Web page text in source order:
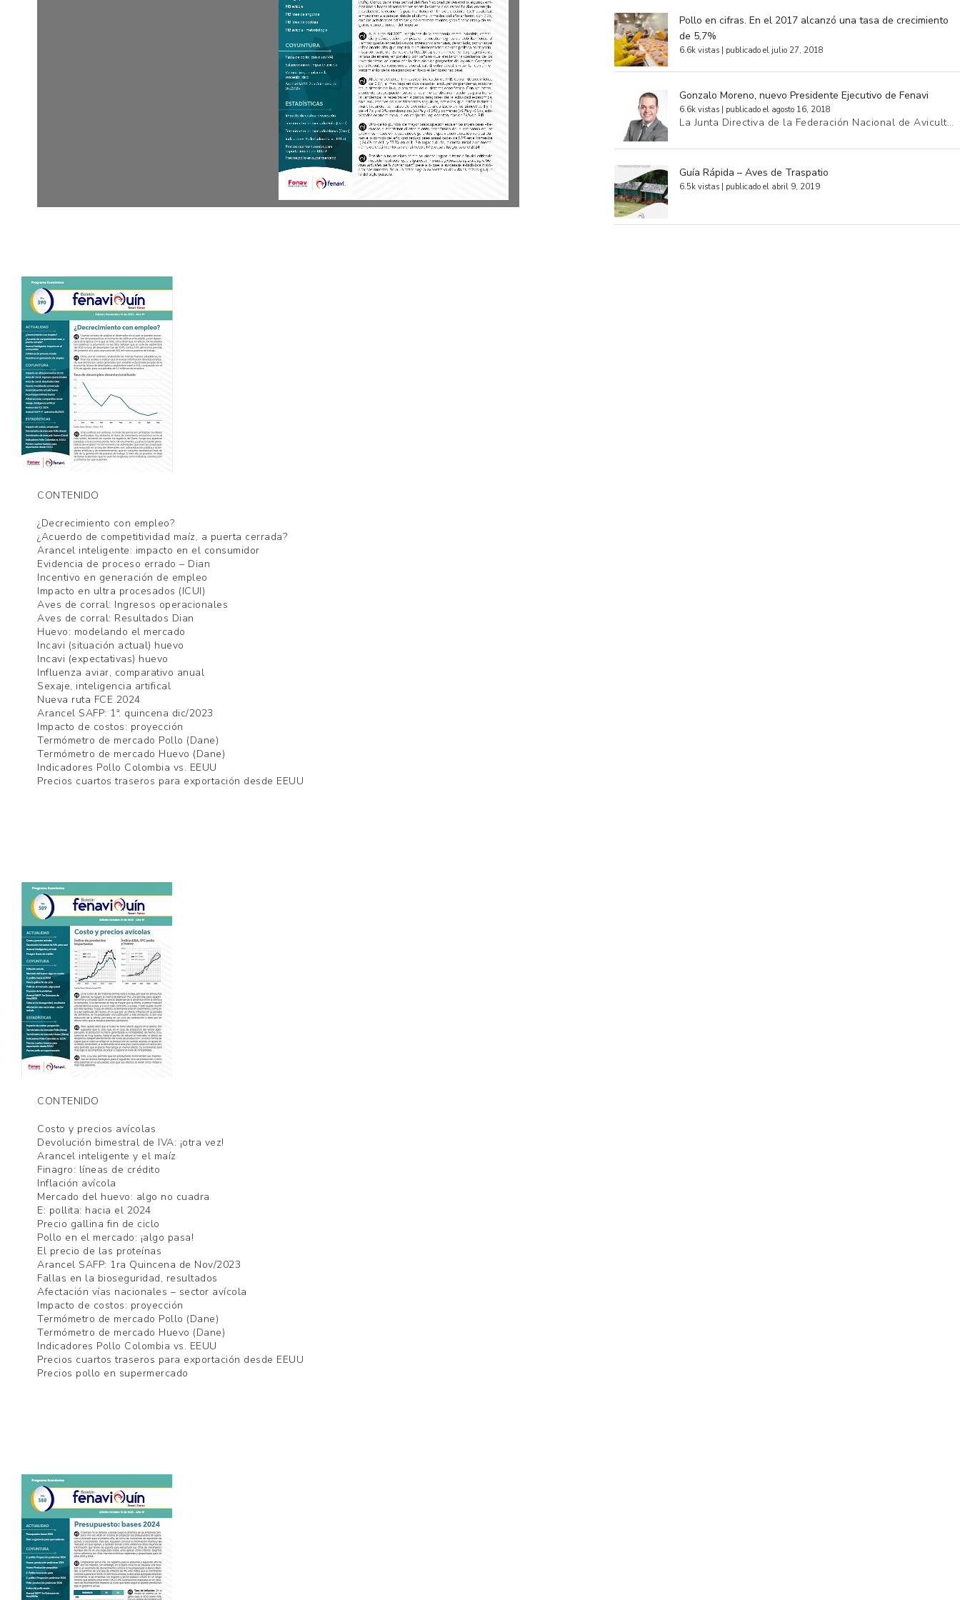
CONTENIDO
¿Decrecimiento con empleo?
¿Acuerdo de competitividad maíz, a puerta cerrada?
Arancel inteligente: impacto en el consumidor
Evidencia de proceso errado – Dian
Incentivo en generación de empleo
Impacto en ultra procesados (ICUI)
Aves de corral: Ingresos operacionales
Aves de corral: Resultados Dian
Huevo: modelando el mercado
Incavi (situación actual) huevo
Incavi (expectativas) huevo
Influenza aviar, comparativo anual
Sexaje, inteligencia artifical
Nueva ruta FCE 2024
Arancel SAFP: 1ª. quincena dic/2023
Impacto de costos: proyección
Termómetro de mercado Pollo (Dane)
Termómetro de mercado Huevo (Dane)
Indicadores Pollo Colombia vs. EEUU
Precios cuartos traseros para exportación desde EEUU
CONTENIDO
Costo y precios avícolas
Devolución bimestral de IVA: ¡otra vez!
Arancel inteligente y el maíz
Finagro: líneas de crédito
Inflación avícola
Mercado del huevo: algo no cuadra
E: pollita: hacia el 2024
Precio gallina fin de ciclo
Pollo en el mercado: ¡algo pasa!
El precio de las proteínas
Arancel SAFP: 1ra Quincena de Nov/2023
Fallas en la bioseguridad, resultados
Afectación vías nacionales – sector avícola
Impacto de costos: proyección
Termómetro de mercado Pollo (Dane)
Termómetro de mercado Huevo (Dane)
Indicadores Pollo Colombia vs. EEUU
Precios cuartos traseros para exportación desde EEUU
Precios pollo en supermercado
Pollo en cifras. En el 2017 alcanzó una tasa de crecimiento
de 5,7%
6.6k vistas | publicado el julio 27, 2018
Gonzalo Moreno, nuevo Presidente Ejecutivo de Fenavi
6.6k vistas | publicado el agosto 16, 2018
La Junta Directiva de la Federación Nacional de Avicult…
Guía Rápida – Aves de Traspatio
6.5k vistas | publicado el abril 9, 2019